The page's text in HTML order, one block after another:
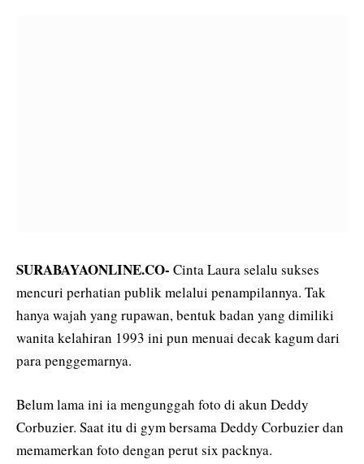
SURABAYAONLINE.CO- Cinta Laura selalu sukses
mencuri perhatian publik melalui penampilannya. Tak
hanya wajah yang rupawan, bentuk badan yang dimiliki
wanita kelahiran 1993 ini pun menuai decak kagum dari
para penggemarnya.
Belum lama ini ia mengunggah foto di akun Deddy
Corbuzier. Saat itu di gym bersama Deddy Corbuzier dan
memamerkan foto dengan perut six packnya.